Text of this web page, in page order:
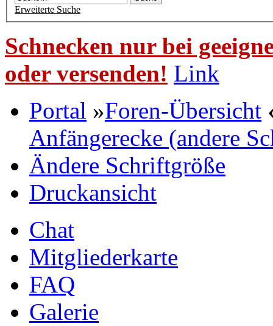
Erweiterte Suche
Schnecken nur bei
oder versenden! Link
Portal »Foren-Übersicht
Anfängerecke (andere
Ändere Schriftgröße
Druckansicht
Chat
Mitgliederkarte
FAQ
Galerie